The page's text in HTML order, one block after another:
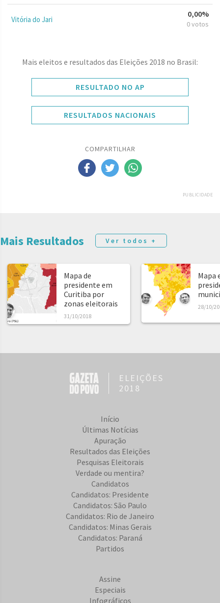
Vitória do Jari
0,00%
0 votos
Mais eleitos e resultados das Eleições 2018 no Brasil:
RESULTADO NO AP
RESULTADOS NACIONAIS
COMPARTILHAR
PUBLICIDADE
Mais Resultados Ver todos +
Mapa de
presidente em
Curitiba por
zonas eleitorais
31/10/2018
Mapa
28/10/
ELEIÇÕES
2018
Início
Últimas Notícias
Apuração
Resultados das Eleições
Pesquisas Eleitorais
Verdade ou mentira?
Candidatos
Candidatos: Presidente
Candidatos: São Paulo
Candidatos: Rio de Janeiro
Candidatos: Minas Gerais
Candidatos: Paraná
Partidos
Assine
Especiais
Infográficos